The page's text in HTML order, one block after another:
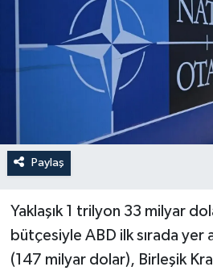
Paylaş
Yaklaşık 1 trilyon 33 milyar
bütçesiyle ABD ilk sırada yer
(147 milyar dolar), Birleşik